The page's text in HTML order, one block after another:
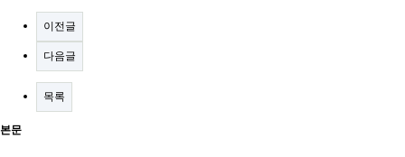
이전글
다음글
목록
본문